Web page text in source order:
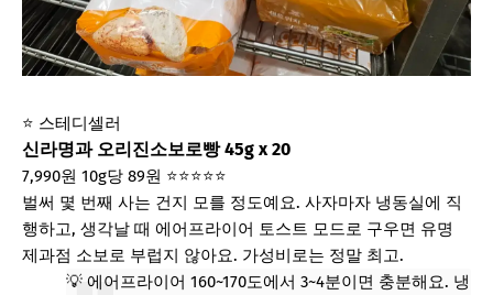
⭐ 스테디셀러
신라명과 오리진소보로빵 45g x 20
7,990원 10g당 89원 ⭐⭐⭐⭐⭐
벌써 몇 번째 사는 건지 모를 정도예요. 사자마자 냉동실에 직
행하고, 생각날 때 에어프라이어 토스트 모드로 구우면 유명
제과점 소보로 부럽지 않아요. 가성비로는 정말 최고.
💡 에어프라이어 160~170도에서 3~4분이면 충분해요. 냉